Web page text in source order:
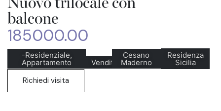
Nuovo trilocale con
balcone
185000.00
-Residenziale,
Appartamento Vendita
Cesano
Maderno
Residenza
Sicilia
Richiedi visita